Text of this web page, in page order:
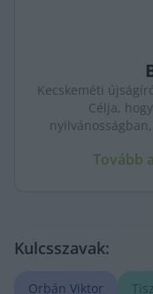
Kecskeméti
Célja,
Tovább
Kulcsszavak:
Orbán Viktor